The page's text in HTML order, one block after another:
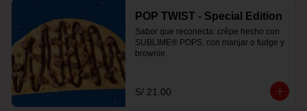
POP TWIST - Special Edition
Sabor que reconecta: crêpe hecho con
SUBLIME® POPS, con manjar o fudge y
brownie.
S/ 21.00